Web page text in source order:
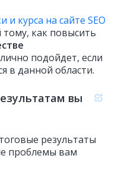
и курса на сайте SEO
как повысить
подойдет, если
в данной области.
вы
результаты
проблемы вам